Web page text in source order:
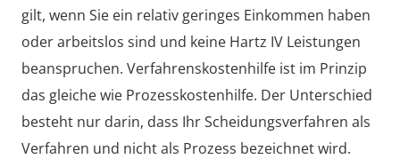
gilt, wenn Sie ein relativ geringes Einkommen haben
oder arbeitslos sind und keine Hartz IV Leistungen
beanspruchen. Verfahrenskostenhilfe ist im Prinzip
das gleiche wie Prozesskostenhilfe. Der Unterschied
besteht nur darin, dass Ihr Scheidungsverfahren als
Verfahren und nicht als Prozess bezeichnet wird.